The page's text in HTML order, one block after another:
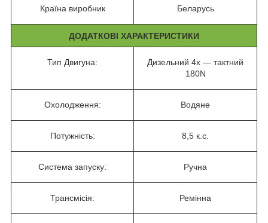
Країна виробник Беларусь
ДОДАТКОВІ ХАРАКТЕРИСТИКИ
Тип Двигуна:
Дизельний 4х — тактний
180N
Охолодження: Водяне
Потужність: 8,5 к.с.
Система запуску: Ручна
Трансмісія: Ремінна